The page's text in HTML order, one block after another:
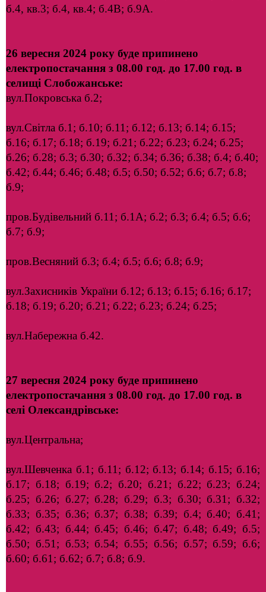
б.4, кв.3; б.4, кв.4; б.4В; б.9А.
26 вересня 2024 року буде припинено
електропостачання з 08.00 год. до 17.00 год. в
селищі Слобожанське:
вул.Покровська б.2;
вул.Світла б.1; б.10; б.11; б.12; б.13; б.14; б.15;
б.16; б.17; б.18; б.19; б.21; б.22; б.23; б.24; б.25;
б.26; б.28; б.3; б.30; б.32; б.34; б.36; б.38; б.4; б.40;
б.42; б.44; б.46; б.48; б.5; б.50; б.52; б.6; б.7; б.8;
б.9;
пров.Будівельний б.11; б.1А; б.2; б.3; б.4; б.5; б.6;
б.7; б.9;
пров.Весняний б.3; б.4; б.5; б.6; б.8; б.9;
вул.Захисників України б.12; б.13; б.15; б.16; б.17;
б.18; б.19; б.20; б.21; б.22; б.23; б.24; б.25;
вул.Набережна б.42.
27 вересня 2024 року буде припинено
електропостачання з 08.00 год. до 17.00 год. в
селі Олександрівське:
вул.Центральна;
вул.Шевченка б.1; б.11; б.12; б.13; б.14; б.15; б.16;
б.17; б.18; б.19; б.2; б.20; б.21; б.22; б.23; б.24;
б.25; б.26; б.27; б.28; б.29; б.3; б.30; б.31; б.32;
б.33; б.35; б.36; б.37; б.38; б.39; б.4; б.40; б.41;
б.42; б.43; б.44; б.45; б.46; б.47; б.48; б.49; б.5;
б.50; б.51; б.53; б.54; б.55; б.56; б.57; б.59; б.6;
б.60; б.61; б.62; б.7; б.8; б.9.